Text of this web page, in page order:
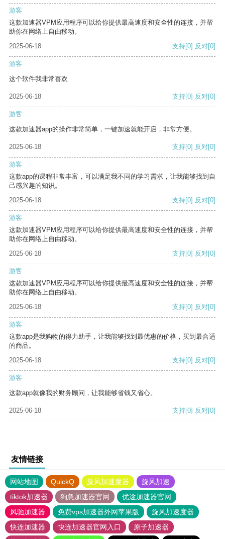
游客
这款加速器VPM应用程序可以给你提供最高速度和安全性的连接，并帮
助你在网络上自由移动。
2025-06-18
支持[0] 反对[0]
游客
这个软件我非常喜欢
2025-06-18 支持[0] 反对[0]
游客
这款加速器app的操作非常简单，一键加速就能开启，非常方便。
2025-06-18 支持[0] 反对[0]
游客
这款app的课程非常丰富，可以满足我不同的学习需求，让我能够找到自
己感兴趣的知识。
2025-06-18
支持[0] 反对[0]
游客
这款加速器VPM应用程序可以给你提供最高速度和安全性的连接，并帮
助你在网络上自由移动。
2025-06-18
支持[0] 反对[0]
游客
这款加速器VPM应用程序可以给你提供最高速度和安全性的连接，并帮
助你在网络上自由移动。
2025-06-18
支持[0] 反对[0]
游客
这款app是我购物的得力助手，让我能够找到最优惠的价格，买到最合适
的商品。
2025-06-18
支持[0] 反对[0]
游客
这款app就像我的财务顾问，让我能够省钱又省心。
2025-06-18 支持[0] 反对[0]
友情链接
网站地图 QuickQ 旋风加速度器
旋风加速
tiktok加速器
狗急加速器官网
优途加速器官网
风驰加速器
免费vps加速器外网苹果版
旋风加速度器
快连加速器
快连加速器官网入口
原子加速器